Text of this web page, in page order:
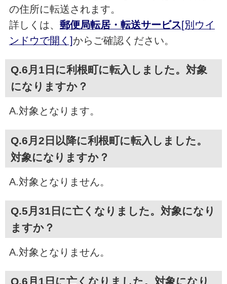
の住所に転送されます。
詳しくは、 郵便局転居・転送サービス[別ウイ
ンドウで開く]からご確認ください。
Q.6月1日に利根町に転入しました。対象
になりますか？
A.対象となります。
Q.6月2日以降に利根町に転入しました。
対象になりますか？
A.対象となりません。
Q.5月31日に亡くなりました。対象になり
ますか？
A.対象となりません。
Q.6月1日に亡くなりました。対象になり